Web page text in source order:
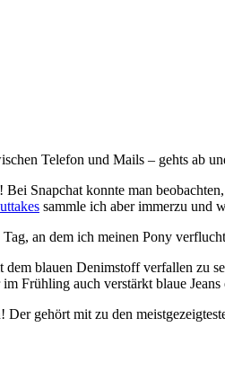
Telefon und Mails – gehts ab
Snapchat konnte man
sammle ich aber immerzu und
an dem ich meinen Pony
blauen Denimstoff verfallen zu
Frühling auch verstärkt blaue
gehört mit zu den